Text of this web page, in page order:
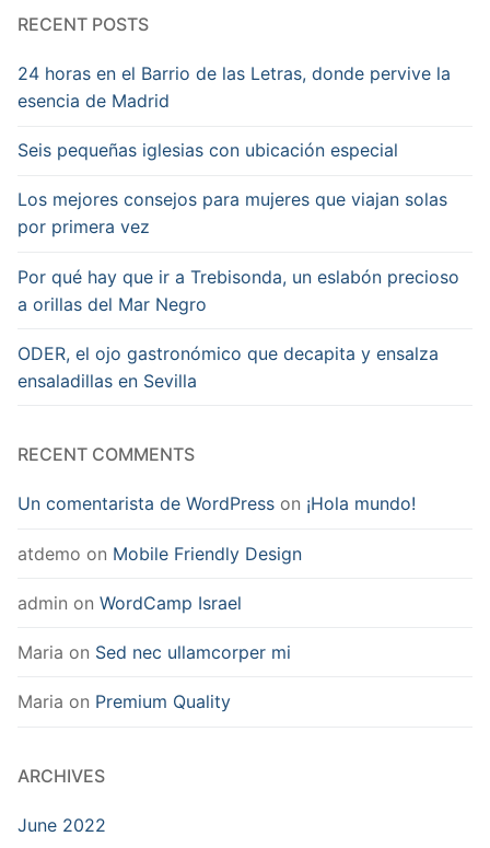
RECENT POSTS
24 horas en el Barrio de las Letras, donde pervive la
esencia de Madrid
Seis pequeñas iglesias con ubicación especial
Los mejores consejos para mujeres que viajan solas
por primera vez
Por qué hay que ir a Trebisonda, un eslabón precioso
a orillas del Mar Negro
ODER, el ojo gastronómico que decapita y ensalza
ensaladillas en Sevilla
RECENT COMMENTS
Un comentarista de WordPress on ¡Hola mundo!
atdemo on Mobile Friendly Design
admin on WordCamp Israel
Maria on Sed nec ullamcorper mi
Maria on Premium Quality
ARCHIVES
June 2022